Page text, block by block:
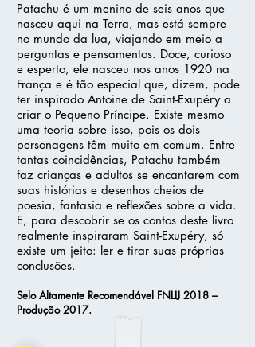
Patachu é um menino de seis anos que
nasceu aqui na Terra, mas está sempre
no mundo da lua, viajando em meio a
perguntas e pensamentos. Doce, curioso
e esperto, ele nasceu nos anos 1920 na
França e é tão especial que, dizem, pode
ter inspirado Antoine de Saint-Exupéry a
criar o Pequeno Príncipe. Existe mesmo
uma teoria sobre isso, pois os dois
personagens têm muito em comum. Entre
tantas coincidências, Patachu também
faz crianças e adultos se encantarem com
suas histórias e desenhos cheios de
poesia, fantasia e reflexões sobre a vida.
E, para descobrir se os contos deste livro
realmente inspiraram Saint-Exupéry, só
existe um jeito: ler e tirar suas próprias
conclusões.
Selo Altamente Recomendável FNLIJ 2018 –
Produção 2017.